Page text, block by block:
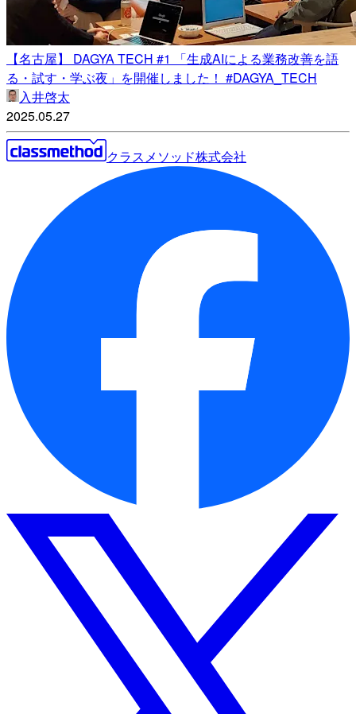
【名古屋】 DAGYA TECH #1 「生成AIによる業務改善を語
る・試す・学ぶ夜」を開催しました！ #DAGYA_TECH
入井啓太
2025.05.27
クラスメソッド株式会社